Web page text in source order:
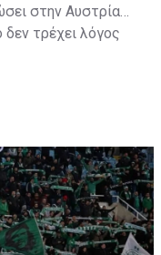
στην Αυστρία
τρέχει λόγος